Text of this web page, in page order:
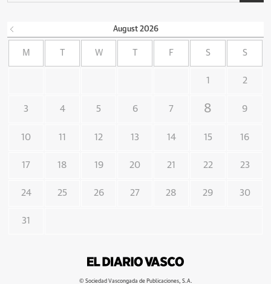
August 2026
M W F S S
1 2
3 4 5 6 7 8 9
10 11 12 13 14 15 16
17 18 19 20 21 22 23
24 25 26 27 28 29 30
31
© Sociedad Vascongada de Publicaciones, S.A.